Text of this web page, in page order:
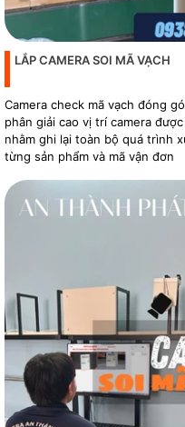
LẮP CAMERA SOI MÃ VẠCH
Camera check mã vạch đóng
phân giải cao vị trí camera
nhằm ghi lại toàn bộ quá trình
từng sản phẩm và mã vận đơn